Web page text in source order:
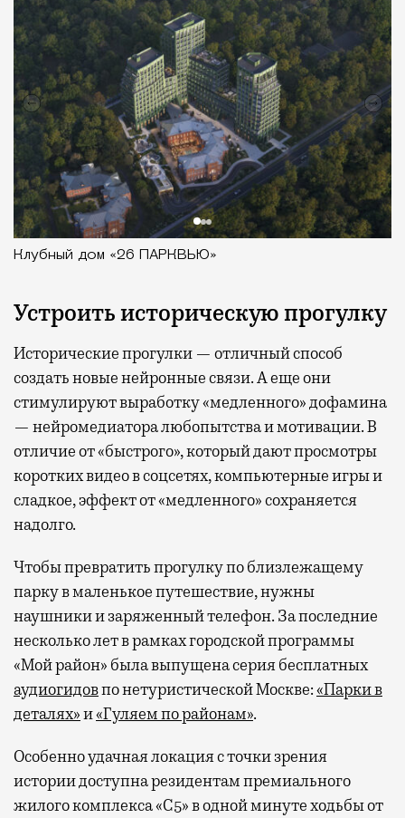
Клубный дом «26 ПАРКВЬЮ»
Устроить историческую прогулку
Исторические прогулки — отличный способ
создать новые нейронные связи. А еще они
стимулируют выработку «медленного» дофамина
— нейромедиатора любопытства и мотивации. В
отличие от «быстрого», который дают просмотры
коротких видео в соцсетях, компьютерные игры и
сладкое, эффект от «медленного» сохраняется
надолго.
Чтобы превратить прогулку по близлежащему
парку в маленькое путешествие, нужны
наушники и заряженный телефон. За последние
несколько лет в рамках городской программы
«Мой район» была выпущена серия бесплатных
аудиогидовпо нетуристической Москве:«Парки в
деталях»и«Гуляем по районам».
Особенно удачная локация с точки зрения
истории доступна резидентам премиального
жилого комплекса «С5»в одной минуте ходьбы от